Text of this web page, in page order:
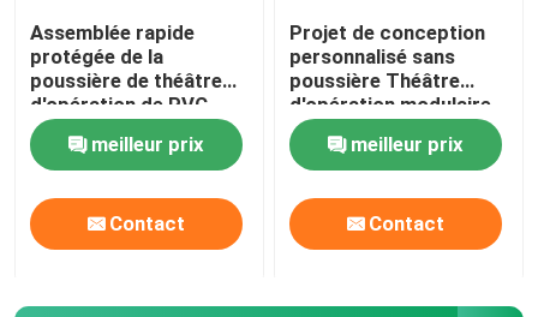
Assemblée rapide
protégée de la
poussière de théâtre
d'opération de PVC
Digital avec la porte
coulissante
automatique
meilleur prix
Contact
Projet de conception
personnalisé sans
poussière Théâtre
d'opération modulaire
meilleur prix
Contact